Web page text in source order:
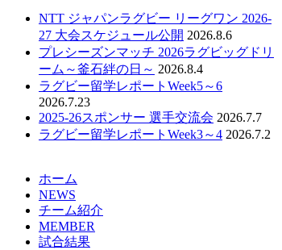
NTT ジャパンラグビー リーグワン 2026-
27 大会スケジュール公開 2026.8.6
プレシーズンマッチ 2026ラグビッグドリ
ーム～釜石絆の日～ 2026.8.4
ラグビー留学レポートWeek5～6
2026.7.23
2025-26スポンサー 選手交流会 2026.7.7
ラグビー留学レポートWeek3～4 2026.7.2
ホーム
NEWS
チーム紹介
MEMBER
試合結果